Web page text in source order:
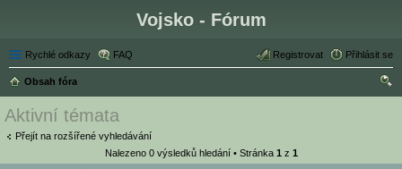
Vojsko - Fórum
Rychlé odkazy FAQ Přihlásit se
Registrovat
Obsah fóra
Aktivní témata
Přejít na rozšířené vyhledávání
Nalezeno 0 výsledků hledání • Stránka 1 z 1